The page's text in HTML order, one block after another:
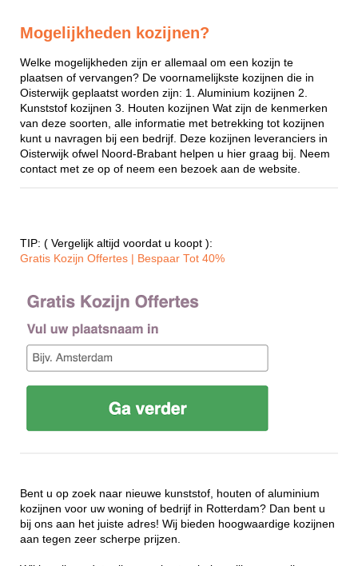
Mogelijkheden kozijnen?
Welke mogelijkheden zijn er allemaal om een kozijn te
plaatsen of vervangen? De voornamelijkste kozijnen die in
Oisterwijk geplaatst worden zijn: 1. Aluminium kozijnen 2.
Kunststof kozijnen 3. Houten kozijnen Wat zijn de kenmerken
van deze soorten, alle informatie met betrekking tot kozijnen
kunt u navragen bij een bedrijf. Deze kozijnen leveranciers in
Oisterwijk ofwel Noord-Brabant helpen u hier graag bij. Neem
contact met ze op of neem een bezoek aan de website.
TIP: ( Vergelijk altijd voordat u koopt ):
Gratis Kozijn Offertes | Bespaar Tot 40%‎
Bent u op zoek naar nieuwe kunststof, houten of aluminium
kozijnen voor uw woning of bedrijf in Rotterdam? Dan bent u
bij ons aan het juiste adres! Wij bieden hoogwaardige kozijnen
aan tegen zeer scherpe prijzen.